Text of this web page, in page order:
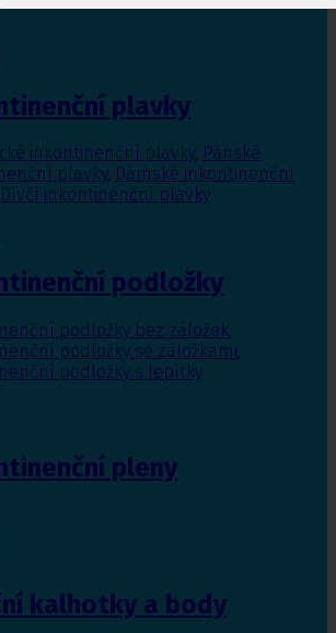
plavky
inkontinenční plavky, Pánské
plavky, Dámské inkontinenční
Dívčí inkontinenční plavky
podložky
podložky bez záložek,
podložky se záložkami,
podložky s lepítky
pleny
kalhotky a body